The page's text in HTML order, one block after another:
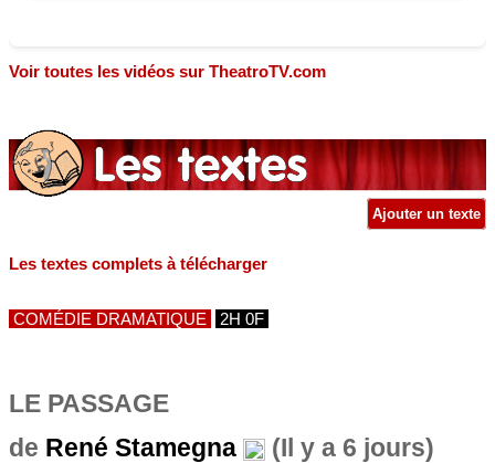
Voir toutes les vidéos sur TheatroTV.com
Ajouter un texte
Les textes complets à télécharger
COMÉDIE DRAMATIQUE 2H 0F
LE PASSAGE
de René Stamegna (Il y a 6 jours)